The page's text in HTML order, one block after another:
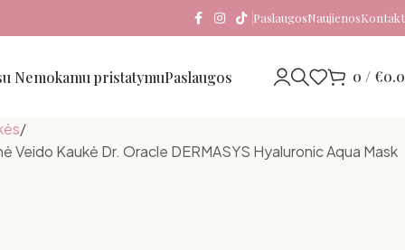
PaslaugosNaujienos
Nemokamu pristatymuPaslaugos 0 / €
Veido Kaukė Dr. Oracle DERMASYS Hyaluronic Aqua Mask